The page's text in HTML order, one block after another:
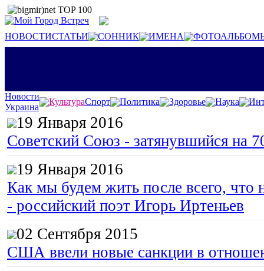
НОВОСТИСТАТЬИ СОННИК ИМЕНА
Новости
Украина
КультураСпорт Политика Здоровье Наука
19 Января 2016
Советский Союз - затянувшийся на
19 Января 2016
Как мы будем жить после всего, что
- российский поэт Игорь Иртеньев
02 Сентября 2015
США ввели новые санкции в